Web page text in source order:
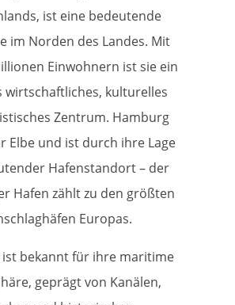
ist eine bedeutende
im Norden des Landes. Mit
Einwohnern ist sie ein
wirtschaftliches, kulturelles
Zentrum. Hamburg
Elbe und ist durch ihre Lage
Hafenstandort – der
Hafen zählt zu den größten
Europas.
ist bekannt für ihre maritime
geprägt von Kanälen,